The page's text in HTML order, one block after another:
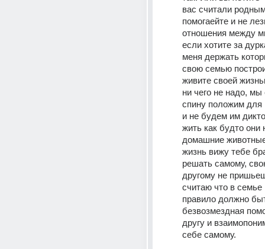
вас считали
помогаейте и не
отношения между
если хотите за
меня держать
свою семью
живите своей
ни чего не надо,
спину положим для
и не будем им
жить как будто они
домашние
жизнь вижу тебе
решать самому,
другому не
считаю что в семье
правило должно
безвозмездная
другу и
себе самому.